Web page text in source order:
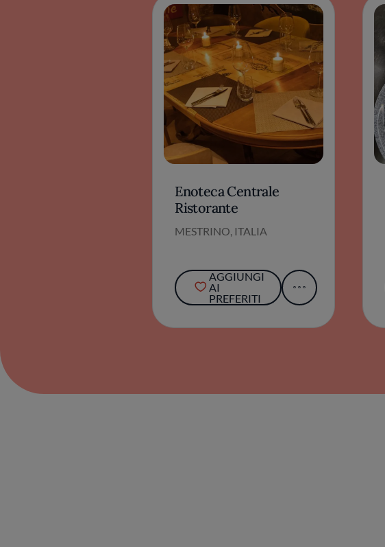
Enoteca Centrale
Ristorante
MESTRINO, ITALIA
AGGIUNGI
AI
PREFERITI